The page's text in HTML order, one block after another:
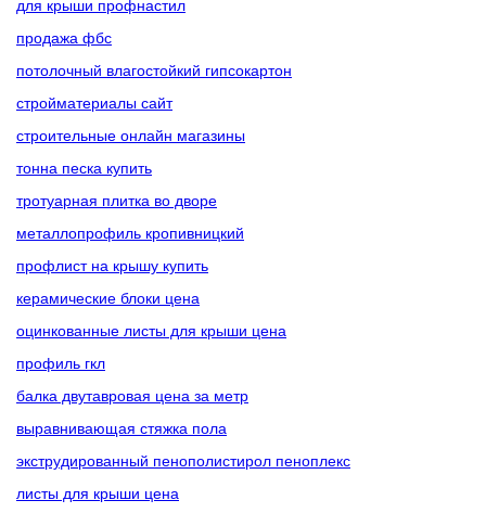
для крыши профнастил
продажа фбс
потолочный влагостойкий гипсокартон
стройматериалы сайт
строительные онлайн магазины
тонна песка купить
тротуарная плитка во дворе
металлопрофиль кропивницкий
профлист на крышу купить
керамические блоки цена
оцинкованные листы для крыши цена
профиль гкл
балка двутавровая цена за метр
выравнивающая стяжка пола
экструдированный пенополистирол пеноплекс
листы для крыши цена